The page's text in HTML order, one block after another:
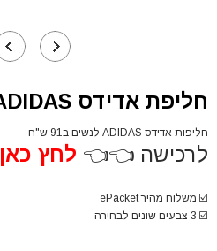
חליפת אדידס ADIDAS לנשים-3 צבעים
חליפות אדידס ADIDAS לנשים ב91 ש"ח
לרכישה 👈👈 לחץ כאן
☑️ משלוח מהיר ePacket
☑️